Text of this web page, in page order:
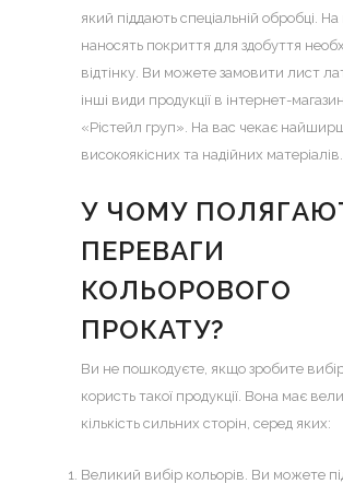
який піддають спеціальній обробці. На
наносять покриття для здобуття
відтінку. Ви можете замовити лист
інші види продукції в інтернет-
«Рістейл груп». На вас чекає
високоякісних та надійних матеріалів.
У ЧОМУ
ПЕРЕВАГИ
КОЛЬОРОВОГО
ПРОКАТУ?
Ви не пошкодуєте, якщо зробите
користь такої продукції. Вона має
кількість сильних сторін, серед яких:
Великий вибір кольорів. Ви можете